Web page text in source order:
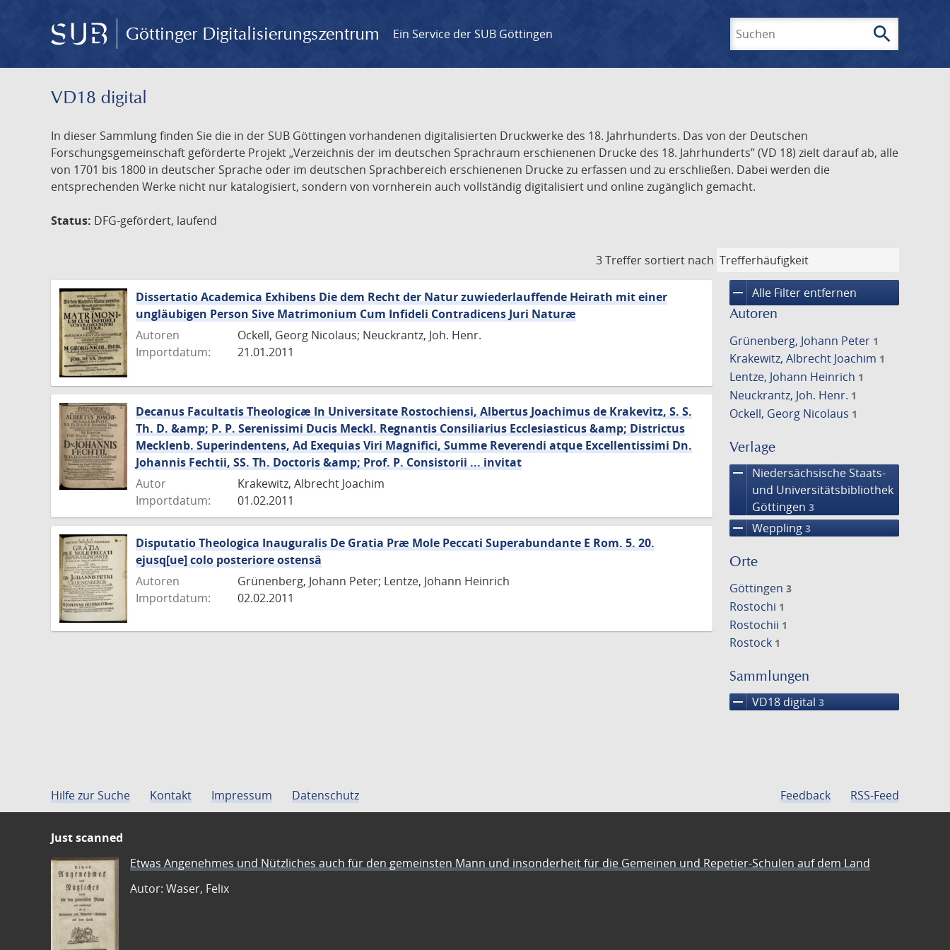
Göttinger Digitalisierungszentrum Ein Service der SUB Göttingen search
VD18 digital
In dieser Sammlung finden Sie die in der SUB Göttingen vorhandenen digitalisierten Druckwerke des 18. Jahrhunderts. Das von der Deutschen
Forschungsgemeinschaft geförderte Projekt „Verzeichnis der im deutschen Sprachraum erschienenen Drucke des 18. Jahrhunderts” (VD 18) zielt darauf ab, alle
von 1701 bis 1800 in deutscher Sprache oder im deutschen Sprachbereich erschienenen Drucke zu erfassen und zu erschließen. Dabei werden die
entsprechenden Werke nicht nur katalogisiert, sondern von vornherein auch vollständig digitalisiert und online zugänglich gemacht.
Status: DFG-gefördert, laufend
3 Treffer sortiert nach
remove Alle Filter entfernen
Autoren
Grünenberg, Johann Peter 1
Krakewitz, Albrecht Joachim 1
Lentze, Johann Heinrich 1
Neuckrantz, Joh. Henr. 1
Ockell, Georg Nicolaus 1
Verlage
remove
Niedersächsische Staats-
und Universitätsbibliothek
Göttingen 3
remove Weppling 3
Orte
Göttingen 3
Rostochi 1
Rostochii 1
Rostock 1
Sammlungen
remove VD18 digital 3
Dissertatio Academica Exhibens Die dem Recht der Natur zuwiederlauffende Heirath mit einer
ungläubigen Person Sive Matrimonium Cum Infideli Contradicens Juri Naturæ
Autoren
Ockell, Georg Nicolaus; Neuckrantz, Joh. Henr.
Importdatum:
21.01.2011
Decanus Facultatis Theologicæ In Universitate Rostochiensi, Albertus Joachimus de Krakevitz, S. S.
Th. D. &amp; P. P. Serenissimi Ducis Meckl. Regnantis Consiliarius Ecclesiasticus &amp; Districtus
Mecklenb. Superindentens, Ad Exequias Viri Magnifici, Summe Reverendi atque Excellentissimi Dn.
Johannis Fechtii, SS. Th. Doctoris &amp; Prof. P. Consistorii ... invitat
Autor
Krakewitz, Albrecht Joachim
Importdatum:
01.02.2011
Disputatio Theologica Inauguralis De Gratia Præ Mole Peccati Superabundante E Rom. 5. 20.
ejusq[ue] colo posteriore ostensâ
Autoren
Grünenberg, Johann Peter; Lentze, Johann Heinrich
Importdatum:
02.02.2011
Hilfe zur Suche Kontakt Impressum Datenschutz Feedback RSS-Feed
Just scanned
Etwas Angenehmes und Nützliches auch für den gemeinsten Mann und insonderheit für die Gemeinen und Repetier-Schulen auf dem Land
Autor: Waser, Felix